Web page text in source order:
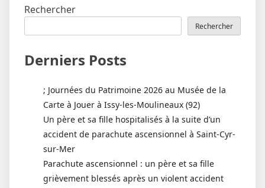
Rechercher
Rechercher
Derniers Posts
; Journées du Patrimoine 2026 au Musée de la
Carte à Jouer à Issy-les-Moulineaux (92)
Un père et sa fille hospitalisés à la suite d’un
accident de parachute ascensionnel à Saint-Cyr-
sur-Mer
Parachute ascensionnel : un père et sa fille
grièvement blessés après un violent accident